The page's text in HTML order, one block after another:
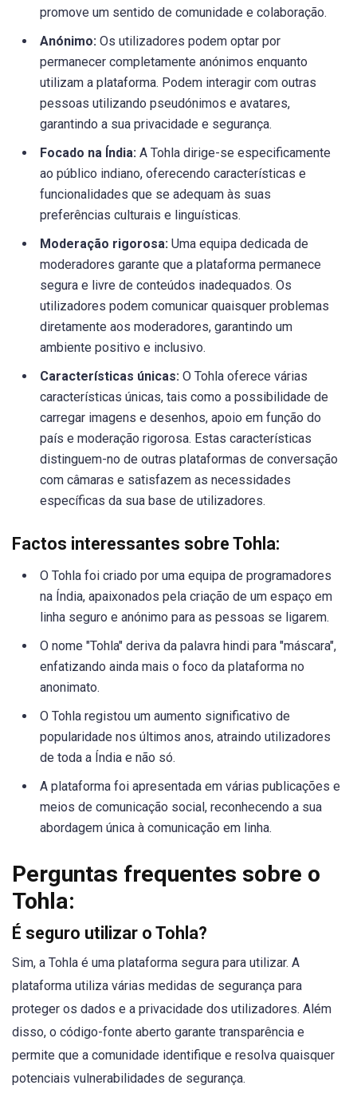
promove um sentido de comunidade e colaboração.
Anónimo: Os utilizadores podem optar por
permanecer completamente anónimos enquanto
utilizam a plataforma. Podem interagir com outras
pessoas utilizando pseudónimos e avatares,
garantindo a sua privacidade e segurança.
Focado na Índia: A Tohla dirige-se especificamente
ao público indiano, oferecendo características e
funcionalidades que se adequam às suas
preferências culturais e linguísticas.
Moderação rigorosa: Uma equipa dedicada de
moderadores garante que a plataforma permanece
segura e livre de conteúdos inadequados. Os
utilizadores podem comunicar quaisquer problemas
diretamente aos moderadores, garantindo um
ambiente positivo e inclusivo.
Características únicas: O Tohla oferece várias
características únicas, tais como a possibilidade de
carregar imagens e desenhos, apoio em função do
país e moderação rigorosa. Estas características
distinguem-no de outras plataformas de conversação
com câmaras e satisfazem as necessidades
específicas da sua base de utilizadores.
Factos interessantes sobre Tohla:
O Tohla foi criado por uma equipa de programadores
na Índia, apaixonados pela criação de um espaço em
linha seguro e anónimo para as pessoas se ligarem.
O nome "Tohla" deriva da palavra hindi para "máscara",
enfatizando ainda mais o foco da plataforma no
anonimato.
O Tohla registou um aumento significativo de
popularidade nos últimos anos, atraindo utilizadores
de toda a Índia e não só.
A plataforma foi apresentada em várias publicações e
meios de comunicação social, reconhecendo a sua
abordagem única à comunicação em linha.
Perguntas frequentes sobre o
Tohla:
É seguro utilizar o Tohla?
Sim, a Tohla é uma plataforma segura para utilizar. A
plataforma utiliza várias medidas de segurança para
proteger os dados e a privacidade dos utilizadores. Além
disso, o código-fonte aberto garante transparência e
permite que a comunidade identifique e resolva quaisquer
potenciais vulnerabilidades de segurança.